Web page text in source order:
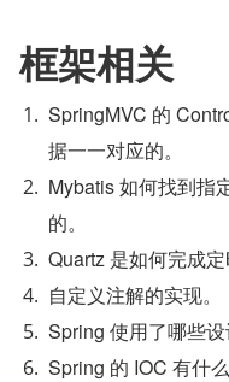
框架相关
SpringMVC 的
据一一对应的。
Mybatis 如何找到指
的。
Quartz 是如何完成定
自定义注解的实现。
Spring 使用了哪些设
Spring 的 IOC 有什么